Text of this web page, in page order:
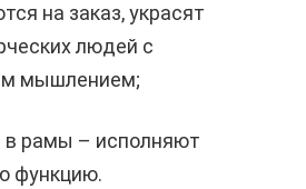
на заказ, украсят
людей с
мышлением;
в рамы – исполняют
функцию.